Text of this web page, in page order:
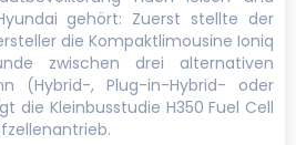
gehört: Zuerst stellte der
die Kompaktlimousine Ioniq
zwischen drei alternativen
(Hybrid-, Plug-in-Hybrid- oder
die Kleinbusstudie H350 Fuel Cell